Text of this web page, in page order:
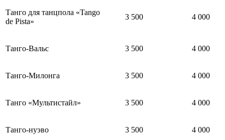
Танго для танцпола «Tango
de Pista»
3 500 4 000
Танго-Вальс 3 500 4 000
Танго-Милонга 3 500 4 000
Танго «Мультистайл» 3 500 4 000
Танго-нуэво 3 500 4 000